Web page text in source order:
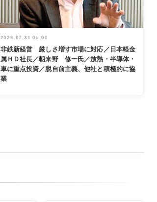
2026.07.31 05:00
非鉄新経営 厳しさ増す市場に対応／日本軽金
属ＨＤ社長／朝来野 修一氏／放熱・半導体・
車に重点投資／脱自前主義、他社と積極的に協
業